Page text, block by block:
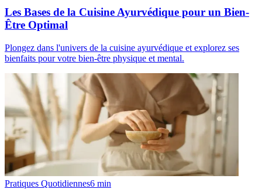
Les Bases de la Cuisine Ayurvédique pour un Bien-
Être Optimal
Plongez dans l'univers de la cuisine ayurvédique et explorez ses
bienfaits pour votre bien-être physique et mental.
Pratiques Quotidiennes6 min